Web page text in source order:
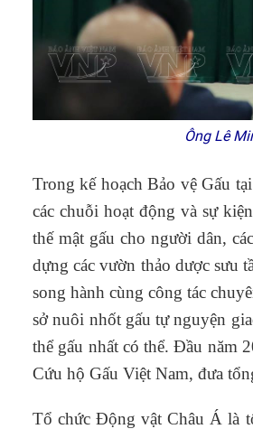
Ông Lê
Trong kế hoạch Bảo vệ Gấu
các chuỗi hoạt động và sự
thế mật gấu cho người dân,
dựng các vườn thảo dược sưu
song hành cùng công tác
sở nuôi nhốt gấu tự nguyện
thể gấu nhất có thể. Đầu năm
Cứu hộ Gấu Việt Nam, đưa
Tổ chức Động vật Châu Á là